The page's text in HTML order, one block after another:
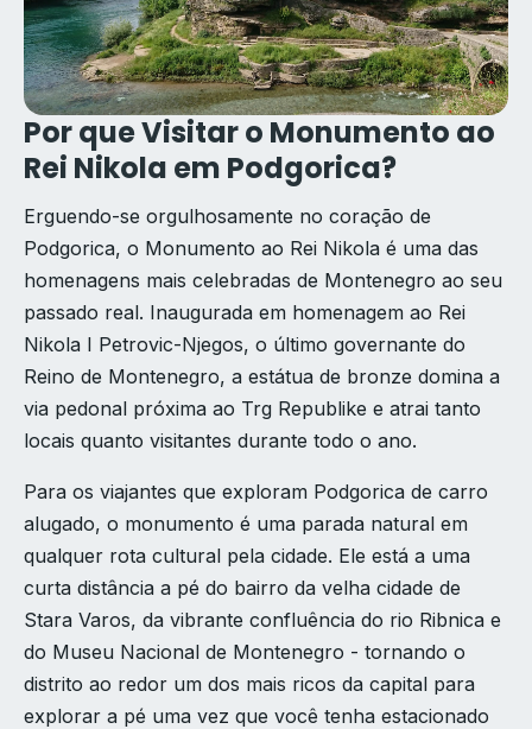
Por que Visitar o Monumento ao
Rei Nikola em Podgorica?
Erguendo-se orgulhosamente no coração de
Podgorica, o Monumento ao Rei Nikola é uma das
homenagens mais celebradas de Montenegro ao seu
passado real. Inaugurada em homenagem ao Rei
Nikola I Petrovic-Njegos, o último governante do
Reino de Montenegro, a estátua de bronze domina a
via pedonal próxima ao Trg Republike e atrai tanto
locais quanto visitantes durante todo o ano.
Para os viajantes que exploram Podgorica de carro
alugado, o monumento é uma parada natural em
qualquer rota cultural pela cidade. Ele está a uma
curta distância a pé do bairro da velha cidade de
Stara Varos, da vibrante confluência do rio Ribnica e
do Museu Nacional de Montenegro - tornando o
distrito ao redor um dos mais ricos da capital para
explorar a pé uma vez que você tenha estacionado